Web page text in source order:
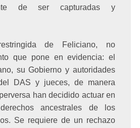
de ser capturadas y
de Feliciano, no
que pone en evidencia: el
su Gobierno y autoridades
DAS y jueces, de manera
han decidido actuar en
ancestrales de los
Se requiere de un rechazo